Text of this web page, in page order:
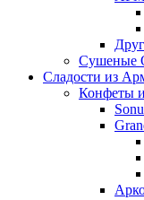
Сушеные
Сладости из
Конфеты